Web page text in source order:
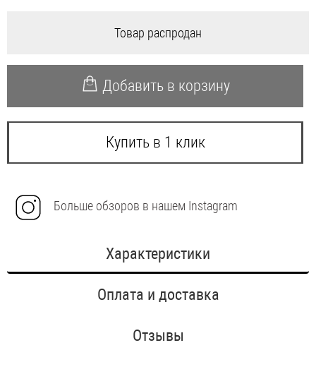
Товар распродан
Добавить в корзину
Купить в 1 клик
Больше обзоров в нашем Instagram
Характеристики
Оплата и доставка
Отзывы